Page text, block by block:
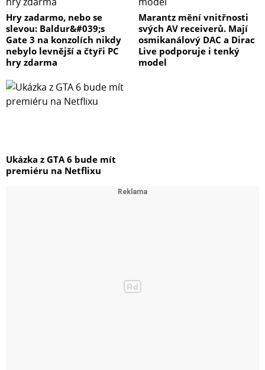
Hry zadarmo, nebo se
slevou: Baldur&#039;s
Gate 3 na konzolích nikdy
nebylo levnější a čtyři PC
hry zdarma
Marantz mění vnitřnosti
svých AV receiverů. Mají
osmikanálový DAC a Dirac
Live podporuje i tenký
model
Ukázka z GTA 6 bude mít
premiéru na Netflixu